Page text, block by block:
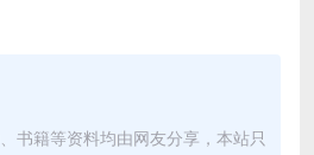
书籍等资料均由网友分享，本站只